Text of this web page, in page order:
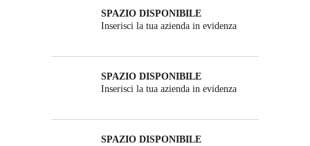
SPAZIO DISPONIBILE
Inserisci la tua azienda in evidenza
SPAZIO DISPONIBILE
Inserisci la tua azienda in evidenza
SPAZIO DISPONIBILE